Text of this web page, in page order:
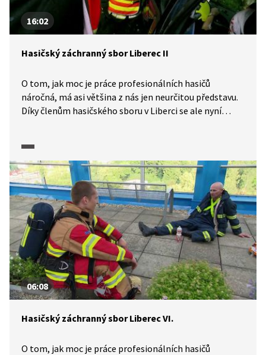
16:02
Hasičský záchranný sbor Liberec II
O tom, jak moc je práce profesionálních hasičů
náročná, má asi většina z nás jen neurčitou představu.
Díky členům hasičského sboru v Liberci se ale nyní
i konkrétní zásahy. Jan Semerádt poukáže na některá
úskalí hasičského povolání, nováčci ve sboru složí
slavnostní slib a tisková mluvčí přiblíží, že ani její
pracovní pozice není jednoduchá. S kamerou se
podíváme, jak vypadá vyproštění zraněných
z automobilu při dopravní nehodě.
06:08
Hasičský záchranný sbor Liberec VI.
O tom, jak moc je práce profesionálních hasičů